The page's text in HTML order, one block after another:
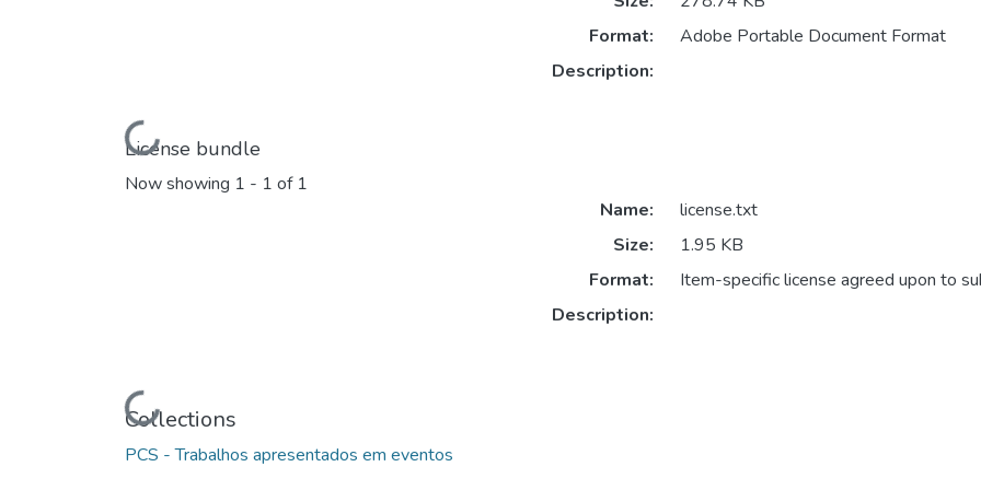
Loading...
Format:
Adobe Portable Document Format
Description:
License bundle
Now showing 1 - 1 of 1
Loading...
Name:
license.txt
Size:
1.95 KB
Format:
Item-specific license agreed upon to
Description:
Collections
PCS - Trabalhos apresentados em eventos